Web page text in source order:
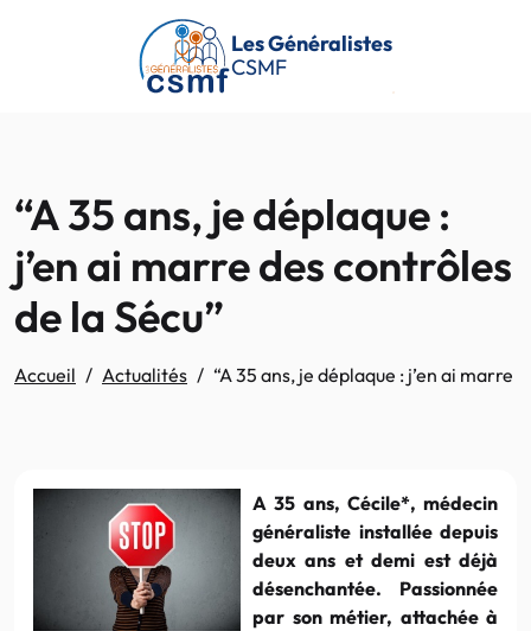
Passer au contenu principal
Les Généralistes
CSMF
“A 35 ans, je déplaque :
j’en ai marre des contrôles
de la Sécu”
Accueil Actualités “A 35 ans, je déplaque : j’en ai marre
A 35 ans, Cécile*, médecin
généraliste installée depuis
deux ans et demi est déjà
désenchantée. Passionnée
par son métier, attachée à